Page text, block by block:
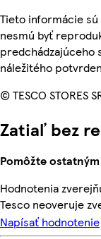
Tieto informácie
nesmú byť
predchádzajúceho
náležitého
© TESCO STORES
Zatiaľ bez
Pomôžte
Hodnotenia
Tesco neoveruje
Napísať hodnotenie